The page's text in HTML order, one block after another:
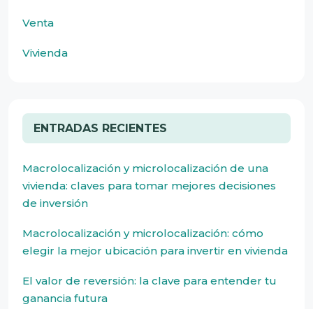
Venta
Vivienda
ENTRADAS RECIENTES
Macrolocalización y microlocalización de una
vivienda: claves para tomar mejores decisiones
de inversión
Macrolocalización y microlocalización: cómo
elegir la mejor ubicación para invertir en vivienda
El valor de reversión: la clave para entender tu
ganancia futura